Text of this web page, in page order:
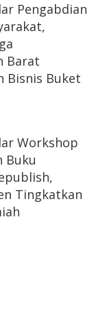
Pengabdian
Barat
Bisnis Buket
Workshop
Buku
Tingkatkan